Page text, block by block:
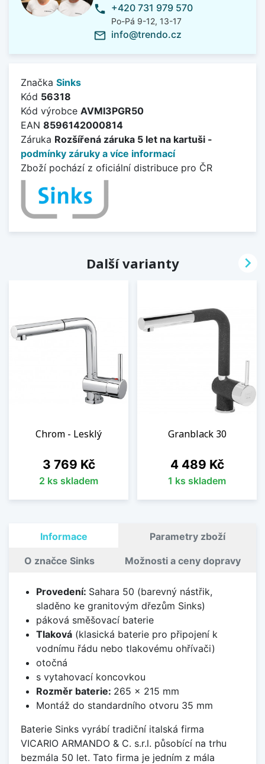
phone +420 731 979 570
Po-Pá 9-12, 13-17
mail_outline info@trendo.cz
Značka Sinks
Kód 56318
Kód výrobce AVMI3PGR50
EAN 8596142000814
Záruka Rozšířená záruka 5 let na kartuši -
podmínky záruky a více informací
Zboží pochází z oficiální distribuce pro ČR
Další varianty
Chrom - Lesklý
Cena
3 769 Kč
2 ks skladem
Granblack 30
Cena
4 489 Kč
1 ks skladem

Informace Parametry zboží
O značce Sinks Možnosti a ceny dopravy
Provedení: Sahara 50 (barevný nástřik,
sladěno ke granitovým dřezům Sinks)
páková směšovací baterie
Tlaková(klasická baterie pro připojení k
vodnímu řádu nebo tlakovému ohřívači)
otočná
s vytahovací koncovkou
Rozměr baterie: 265 x 215 mm
Montáž do standardního otvoru 35 mm
Baterie Sinks vyrábí tradiční italská firma
VICARIO ARMANDO & C. s.r.l. působící na trhu
bezmála 50 let. Tato firma je jedním z mála